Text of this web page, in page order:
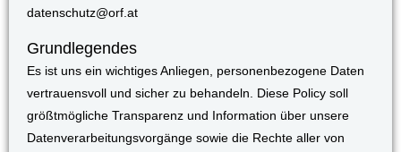
datenschutz@orf.at
Grundlegendes
Es ist uns ein wichtiges Anliegen, personenbezogene Daten
vertrauensvoll und sicher zu behandeln. Diese Policy soll
größtmögliche Transparenz und Information über unsere
Datenverarbeitungsvorgänge sowie die Rechte aller von